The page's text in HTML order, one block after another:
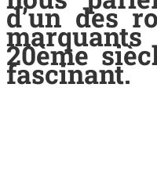
d’un des
20ème
fascinant.